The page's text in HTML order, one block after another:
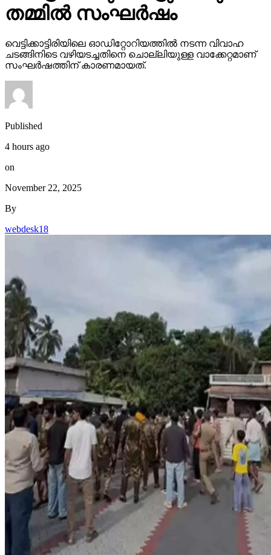
തമ്മില്‍ സംഘര്‍ഷം
വെട്ടിക്കാട്ടിരിയിലെ ഓഡിറ്റോറിയത്തില്‍ നടന്ന വിവാഹ
ചടങ്ങിനിടെ വഴിയടച്ചതിനെ ചൊല്ലിയുള്ള വാക്കേറ്റമാണ്
സംഘര്‍ഷത്തിന് കാരണമായത്.
Published
4 hours ago
on
November 22, 2025
By
webdesk18